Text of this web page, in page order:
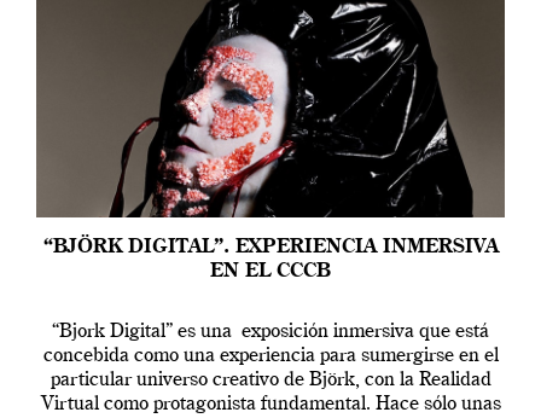
“BJÖRK DIGITAL”. EXPERIENCIA INMERSIVA
EN EL CCCB
“Bjork Digital” es una exposición inmersiva que está
concebida como una experiencia para sumergirse en el
particular universo creativo de Björk, con la Realidad
Virtual como protagonista fundamental. Hace sólo unas